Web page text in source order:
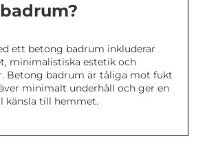
ett betong badrum inkluderar
minimalistiska estetik och
Betong badrum är tåliga mot fukt
minimalt underhåll och ger en
känsla till hemmet.